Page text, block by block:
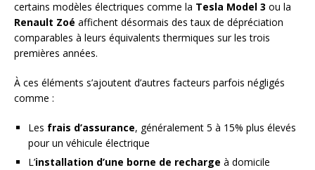
certains modèles électriques comme la Tesla Model 3 ou la
Renault Zoé affichent désormais des taux de dépréciation
comparables à leurs équivalents thermiques sur les trois
premières années.
À ces éléments s’ajoutent d’autres facteurs parfois négligés
comme :
Les frais d’assurance, généralement 5 à 15% plus élevés
pour un véhicule électrique
L’installation d’une borne de recharge à domicile